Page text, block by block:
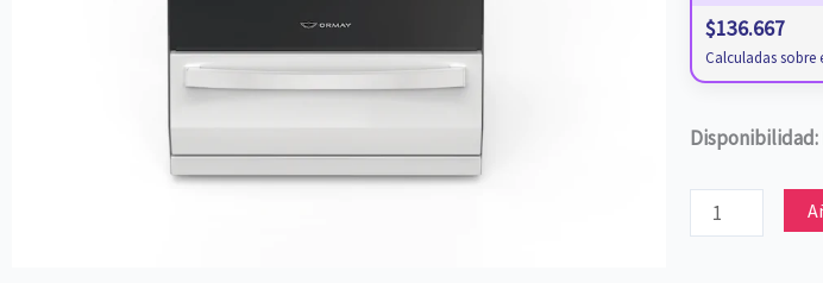
$136.667
Calculadas sobre
Disponibilidad:
COCINA
LUMA
BLANCA